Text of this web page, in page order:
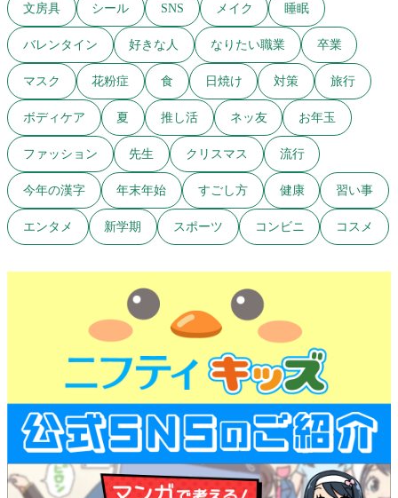
文房具 シール SNS メイク 睡眠
バレンタイン 好きな人 なりたい職業 卒業
マスク 花粉症 食 日焼け 対策 旅行
ボディケア 夏 推し活 ネッ友 お年玉
ファッション 先生 クリスマス 流行
今年の漢字 年末年始 すごし方 健康 習い事
エンタメ 新学期 スポーツ コンビニ コスメ